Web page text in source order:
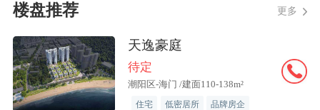
楼盘推荐 更多
天逸豪庭
待定
潮阳区-海门 /建面110-138m²
住宅 低密居所 品牌房企